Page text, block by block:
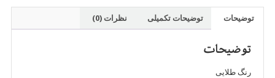
(100عددی)
توضیحات توضیحات تکمیلی نظرات (0)
توضیحات
رنگ طلایی